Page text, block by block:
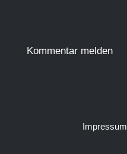
Kommentar melden
Impressum